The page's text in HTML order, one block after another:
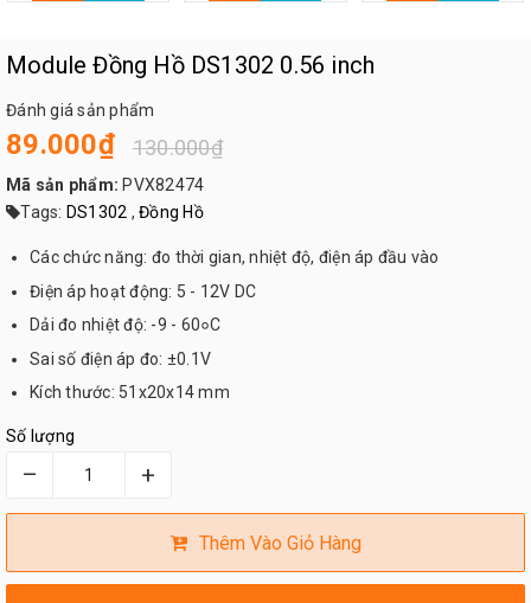
Module Đồng Hồ DS1302 0.56 inch
Đánh giá sản phẩm
89.000₫ 130.000₫
Mã sản phẩm: PVX82474
Tags: DS1302 , Đồng Hồ
Các chức năng: đo thời gian, nhiệt độ, điện áp đầu vào
Điện áp hoạt động: 5 - 12V DC
Dải đo nhiệt độ: -9 - 60०C
Sai số điện áp đo: ±0.1V
Kích thước: 51x20x14 mm
Số lượng
– +
Thêm Vào Giỏ Hàng